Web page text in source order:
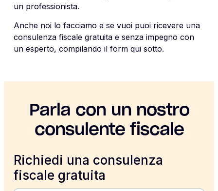
un professionista.
Anche noi lo facciamo e se vuoi puoi ricevere una
consulenza fiscale gratuita e senza impegno con
un esperto, compilando il form qui sotto.
Parla con un nostro
consulente fiscale
Richiedi una consulenza
fiscale gratuita